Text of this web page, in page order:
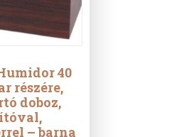
40
részére,
doboz,
– barna